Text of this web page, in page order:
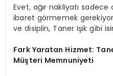
Evet, ağır nakliyatı sadece
ibaret görmemek
ve disiplin, Taner Işık gibi
Fark Yaratan Hizmet:
Müşteri Memnuniyeti